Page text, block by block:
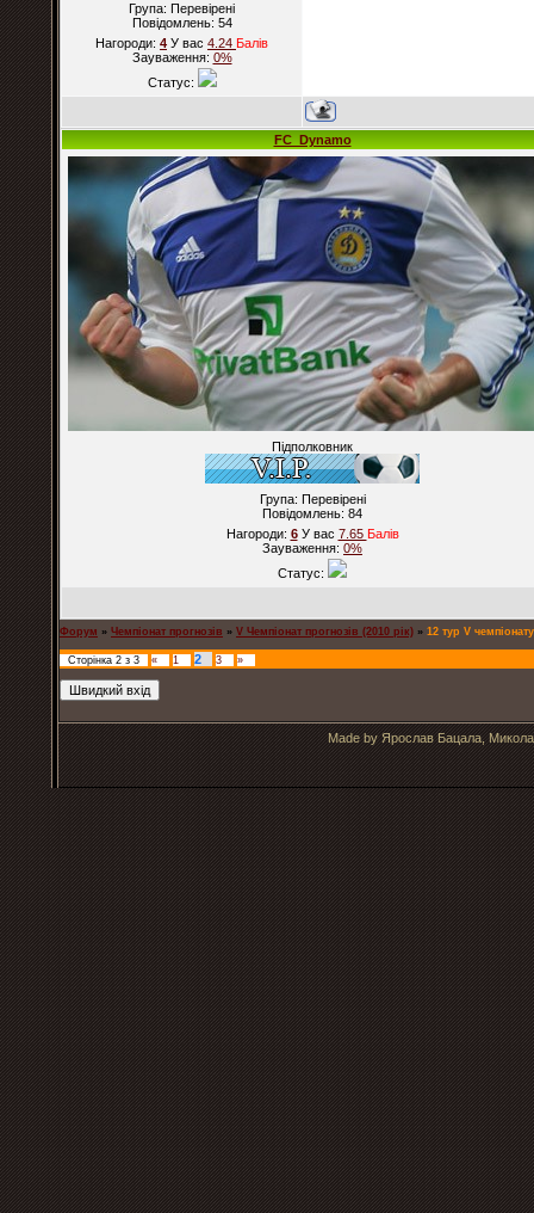
Група: Перевірені
Повідомлень: 54
Нагороди: 4 У вас 4.24 Балiв
Зауваження: 0%
Статус:
FC_Dynamo
Підполковник
Група: Перевірені
Повідомлень: 84
Нагороди: 6У вас 7.65 Балiв
Зауваження: 0%
Статус:
Форум » Чемпіонат прогнозів » V Чемпіонат прогнозів (2010 рік) » 12 тур V
Сторінка 2 з 3 « 1 2 3 »
Made by Ярослав Бацала,